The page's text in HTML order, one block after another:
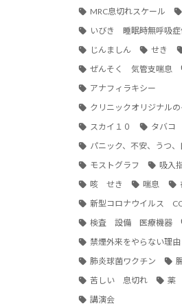
MRC息切れスケール
いびき 睡眠時無呼吸症
じんましん
せき
ぜんそく 気管支喘息
アナフィラキシー
クリニックオリジナルの
スカイ１０
タバコ
パニック、不安、うつ、
モストグラフ
吸入
咳 せき
喘息
新型コロナウイルス
検査 設備 医療機器
禁煙外来をやらない理由
肺炎球菌ワクチン
苦しい 息切れ
薬
講演会